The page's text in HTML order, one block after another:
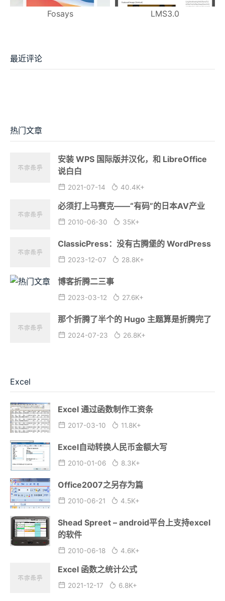
Fosays LMS3.0
最近评论
热门文章
安装 WPS 国际版并汉化，和 LibreOffice
说白白
2021-07-14 40.4K+
必须打上马赛克——“有码”的日本AV产业
2010-06-30 35K+
ClassicPress：没有古腾堡的 WordPress
2023-12-07 28.8K+
博客折腾二三事
2023-03-12 27.6K+
那个折腾了半个的 Hugo 主题算是折腾完了
2024-07-23 26.8K+
Excel
Excel 通过函数制作工资条
2017-03-10 11.8K+
Excel自动转换人民币金额大写
2010-01-06 8.3K+
Office2007之另存为篇
2010-06-21 4.5K+
Shead Spreet – android平台上支持excel
的软件
2010-06-18 4.6K+
Excel 函数之统计公式
2021-12-17 6.8K+